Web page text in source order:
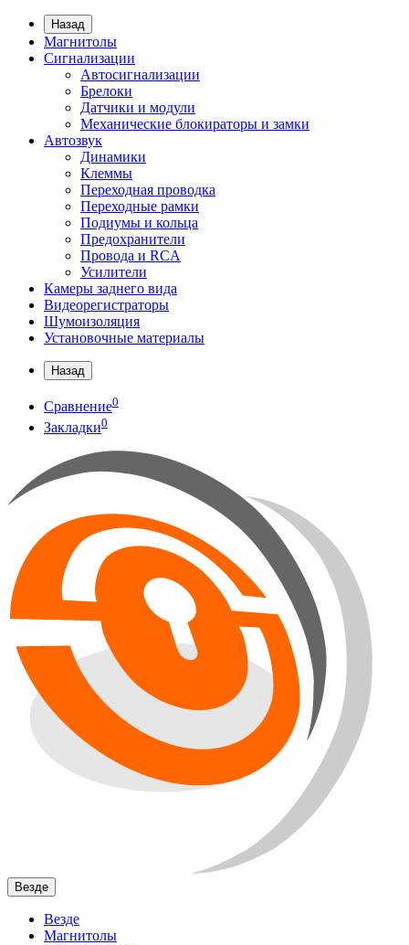
Назад
Магнитолы
Сигнализации
Автосигнализации
Брелоки
Датчики и модули
Механические блокираторы и замки
Автозвук
Динамики
Клеммы
Переходная проводка
Переходные рамки
Подиумы и кольца
Предохранители
Провода и RCA
Усилители
Камеры заднего вида
Видеорегистраторы
Шумоизоляция
Установочные материалы
Назад
Сравнение0
Закладки0
Везде
Везде
Магнитолы